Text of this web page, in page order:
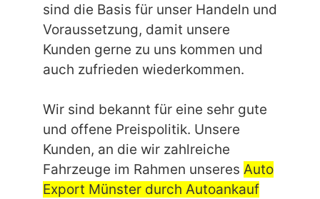
sind die Basis für unser Handeln und
Voraussetzung, damit unsere
Kunden gerne zu uns kommen und
auch zufrieden wiederkommen.
Wir sind bekannt für eine sehr gute
und offene Preispolitik. Unsere
Kunden, an die wir zahlreiche
Fahrzeuge im Rahmen unseres Auto
Export Münster durch Autoankauf